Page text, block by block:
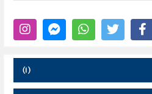
(1)